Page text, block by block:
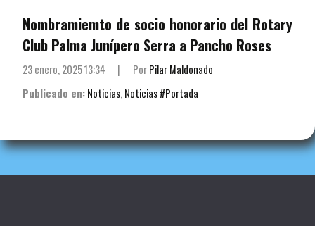
Nombramiemto de socio honorario del Rotary
Club Palma Junípero Serra a Pancho Roses
23 enero, 2025 13:34 | PorPilar Maldonado
Publicado en:Noticias,Noticias #Portada